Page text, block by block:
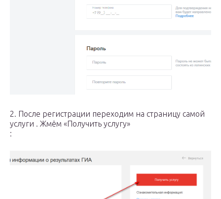
2. После регистрации переходим на страницу самой
услуги . Жмём «Получить услугу»
: